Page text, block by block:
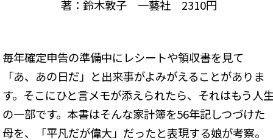
著：鈴木敦子 一藝社 2310円
毎年確定申告の準備中にレシートや領収書を見て
「あ、あの日だ」と出来事がよみがえることがありま
す。そこにひと言メモが添えられたら、それはもう人
の一部です。本書はそんな家計簿を56年記しつづけた
母を、「平凡だが偉大」だったと表現する娘が考察。